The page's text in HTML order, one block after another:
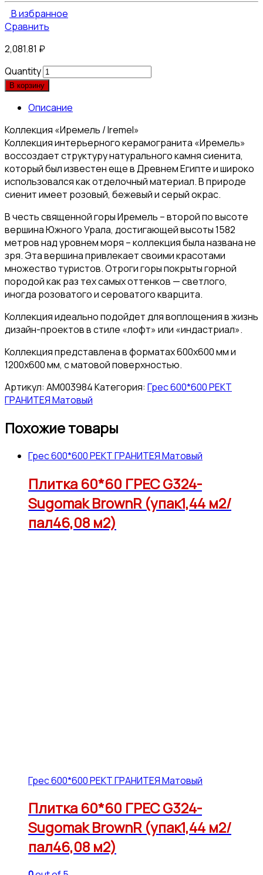
В избранное
Сравнить
2,081.81 ₽
Quantity
В корзину
Описание
Коллекция «Иремель / Iremel»
Коллекция интерьерного керамогранита «Иремель»
воссоздает структуру натурального камня сиенита,
который был известен еще в Древнем Египте и широко
использовался как отделочный материал. В природе
сиенит имеет розовый, бежевый и серый окрас.
В честь священной горы Иремель – второй по высоте
вершина Южного Урала, достигающей высоты 1582
метров над уровнем моря – коллекция была названа не
зря. Эта вершина привлекает своими красотами
множество туристов. Отроги горы покрыты горной
породой как раз тех самых оттенков — светлого,
иногда розоватого и сероватого кварцита.
Коллекция идеально подойдет для воплощения в жизнь
дизайн-проектов в стиле «лофт» или «индастриал».
Коллекция представлена в форматах 600х600 мм и
1200х600 мм, с матовой поверхностью.
Артикул: АМ003984Категория: Грес 600*600 РЕКТ
ГРАНИТЕЯ Матовый
Похожие товары
Грес 600*600 РЕКТ ГРАНИТЕЯ Матовый
Плитка 60*60 ГРЕС G324-
Sugomak BrownR (упак1,44 м2/
пал46,08 м2)
Грес 600*600 РЕКТ ГРАНИТЕЯ Матовый
Плитка 60*60 ГРЕС G324-
Sugomak BrownR (упак1,44 м2/
пал46,08 м2)